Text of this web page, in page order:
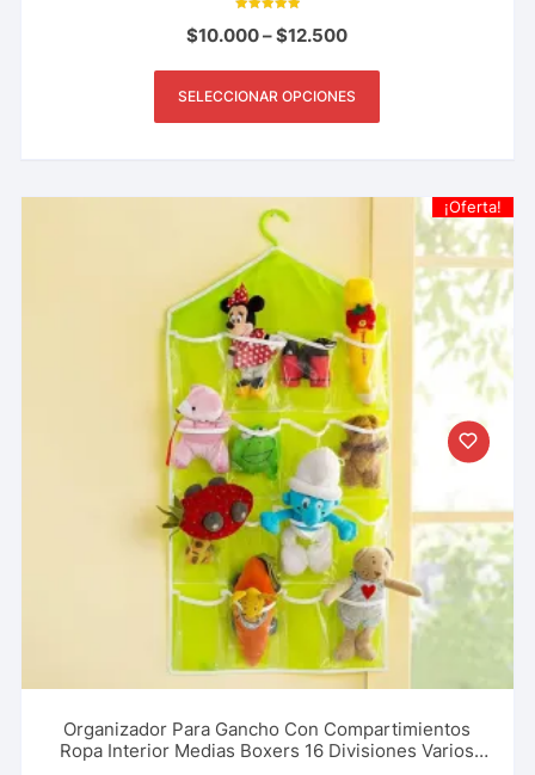
5.00
de 5
$10.000–$12.500
SELECCIONAR OPCIONES
¡Oferta!
Organizador Para Gancho Con Compartimientos
Ropa Interior Medias Boxers 16 Divisiones Varios